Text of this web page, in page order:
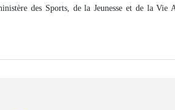
des Sports, de la Jeunesse et de la Vie